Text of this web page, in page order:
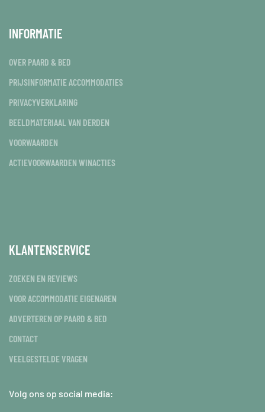
INFORMATIE
OVER PAARD & BED
PRIJSINFORMATIE ACCOMMODATIES
PRIVACYVERKLARING
BEELDMATERIAAL VAN DERDEN
VOORWAARDEN
ACTIEVOORWAARDEN WINACTIES
KLANTENSERVICE
ZOEKEN EN REVIEWS
VOOR ACCOMMODATIE EIGENAREN
ADVERTEREN OP PAARD & BED
CONTACT
VEELGESTELDE VRAGEN
Volg ons op social media: